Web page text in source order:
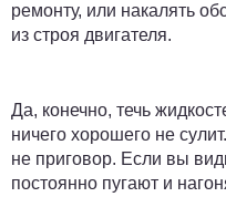
ремонту, или накалять
из строя двигателя.
Да, конечно, течь
ничего хорошего не
не приговор. Если вы
постоянно пугают и